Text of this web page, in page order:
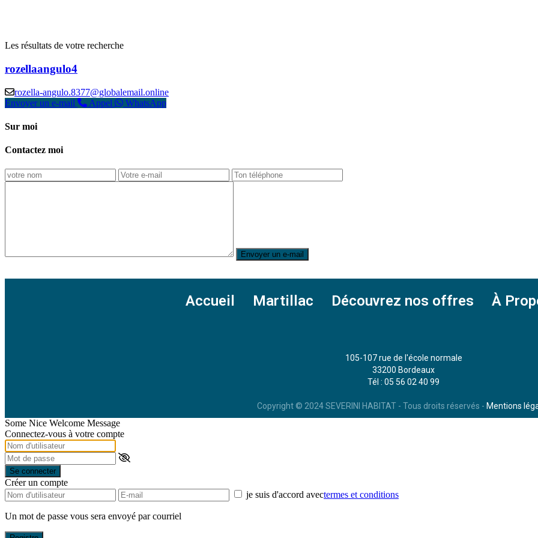
Les résultats de votre recherche
rozellaangulo4
rozella-angulo.8377@globalemail.online
Envoyer un e-mail
Appel WhatsApp
Sur moi
Contactez moi
Accueil Martillac Découvrez nos offres À
105-107 rue de l'école normale
33200 Bordeaux
Tél : 05 56 02 40 99
Copyright © 2024 SEVERINI HABITAT - Tous droits réservés - Mentions
Some Nice Welcome Message
Connectez-vous à votre compte
Se connecter
Créer un compte
je suis d'accord avectermes et conditions
Un mot de passe vous sera envoyé par courriel